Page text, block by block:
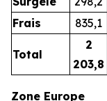
Frais
835,1
Total
2
203,8
Zone Europe